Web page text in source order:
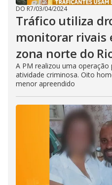
DO R7/03/04/2024
Tráfico utiliza
monitorar rivais
zona norte do
A PM realizou uma
atividade criminosa. Oito
menor apreendido